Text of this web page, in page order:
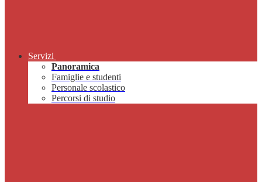
Servizi
Panoramica
Famiglie e studenti
Personale scolastico
Percorsi di studio